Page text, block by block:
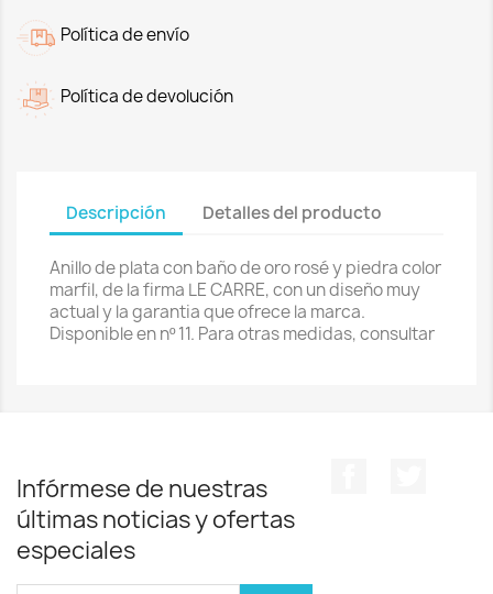
Política de envío
Política de devolución
Descripción Detalles del producto
Anillo de plata con baño de oro rosé y piedra color
marfil, de la firma LE CARRE, con un diseño muy
actual y la garantia que ofrece la marca.
Disponible en nº 11. Para otras medidas, consultar
Infórmese de nuestras
últimas noticias y ofertas
especiales